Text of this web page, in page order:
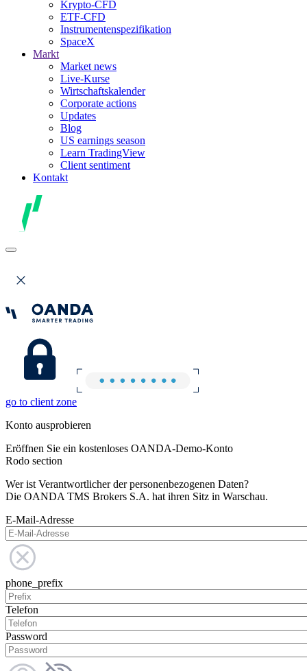
Krypto-CFD
ETF-CFD
Instrumentenspezifikation
SpaceX
Markt
Market news
Live-Kurse
Wirtschaftskalender
Corporate actions
Updates
Blog
US earnings season
Learn TradingView
Client sentiment
Kontakt
go to client zone
Konto ausprobieren
Eröffnen Sie ein kostenloses OANDA-Demo-Konto
Rodo section
Wer ist Verantwortlicher der personenbezogenen Daten?
Die OANDA TMS Brokers S.A. hat ihren Sitz in Warschau.
E-Mail-Adresse
phone_prefix
Telefon
Password